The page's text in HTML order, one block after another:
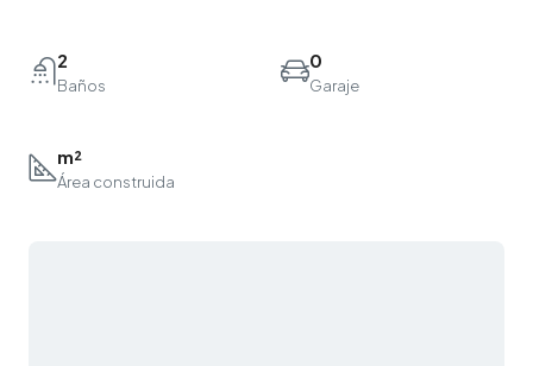
2
Baños
0
Garaje
m²
Área construida